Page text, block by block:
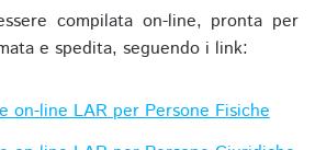
compilata on-line, pronta per
e spedita, seguendo i link:
on-line LAR per Persone Fisiche